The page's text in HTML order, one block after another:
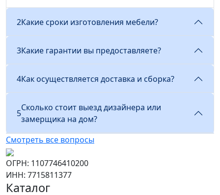
2Какие сроки изготовления мебели?
3Какие гарантии вы предоставляете?
4Как осуществляется доставка и сборка?
5
Сколько стоит выезд дизайнера или
замерщика на дом?
Смотреть все вопросы
ОГРН: 1107746410200
ИНН: 7715811377
Каталог